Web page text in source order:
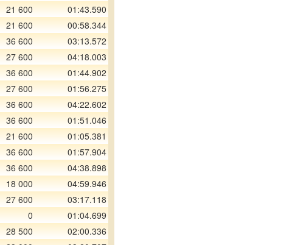
21 600
01:43.590
21 600
00:58.344
36 600
03:13.572
27 600
04:18.003
36 600
01:44.902
27 600
01:56.275
36 600
04:22.602
36 600
01:51.046
21 600
01:05.381
36 600
01:57.904
36 600
04:38.898
18 000
04:59.946
27 600
03:17.118
0
01:04.699
28 500
02:00.336